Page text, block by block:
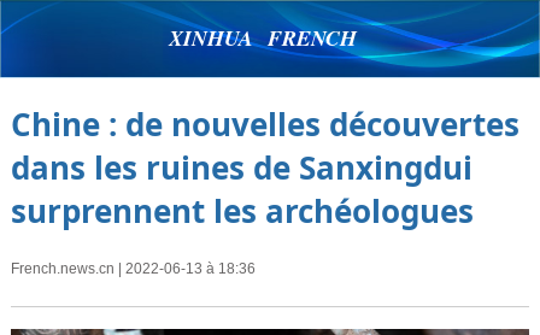
XINHUA FRENCH
Chine : de nouvelles découvertes
dans les ruines de Sanxingdui
surprennent les archéologues
French.news.cn | 2022-06-13 à 18:36